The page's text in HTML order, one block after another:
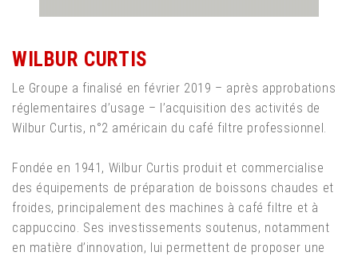
WILBUR CURTIS
Le Groupe a finalisé en février 2019 – après approbations
réglementaires d’usage – l’acquisition des activités de
Wilbur Curtis, n°2 américain du café filtre professionnel.
Fondée en 1941, Wilbur Curtis produit et commercialise
des équipements de préparation de boissons chaudes et
froides, principalement des machines à café filtre et à
cappuccino. Ses investissements soutenus, notamment
en matière d’innovation, lui permettent de proposer une